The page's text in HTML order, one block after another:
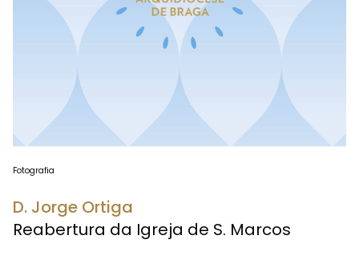
Fotografia
D. Jorge Ortiga
Reabertura da Igreja de S. Marcos